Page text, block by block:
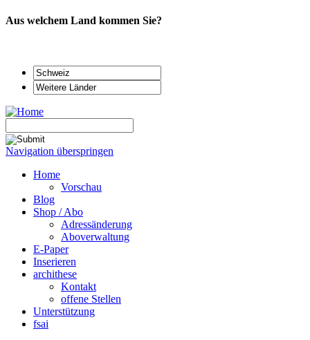
Aus welchem Land kommen Sie?
Navigation überspringen
Home
Vorschau
Blog
Shop / Abo
Adressänderung
Aboverwaltung
E-Paper
Inserieren
archithese
Kontakt
offene Stellen
Unterstützung
fsai